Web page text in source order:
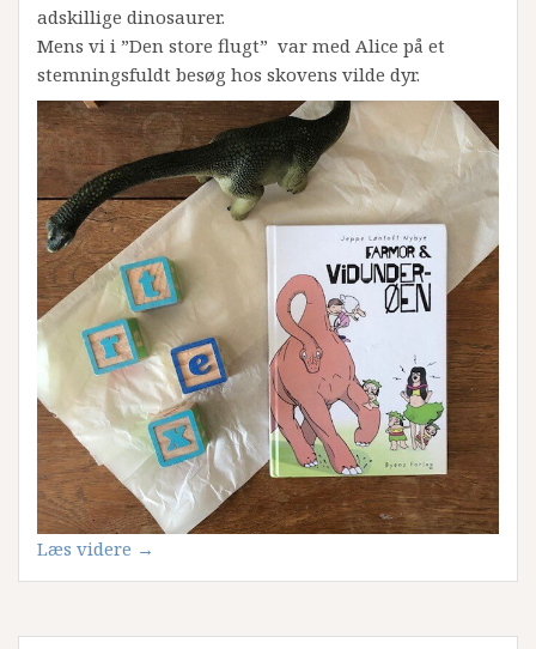
adskillige dinosaurer.
Mens vi i ”Den store flugt” var med Alice på et
stemningsfuldt besøg hos skovens vilde dyr.
Læs videre “Børnebogtanken
anmelder:
og
→